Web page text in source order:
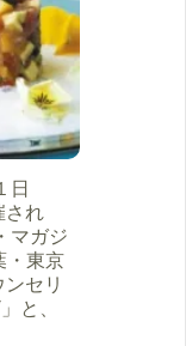
日
され
マガジ
・東京
セリ
と、